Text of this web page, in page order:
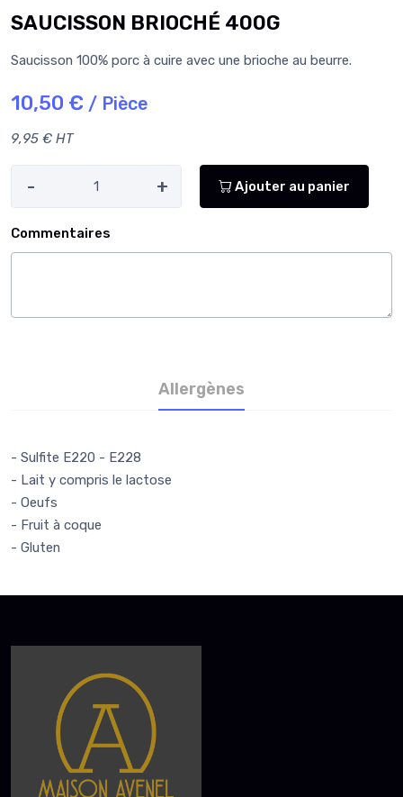
SAUCISSON BRIOCHÉ 400G
Saucisson 100% porc à cuire avec une brioche au beurre.
10,50 € / Pièce
9,95 € HT
- + Ajouter au panier
Commentaires
Allergènes
- Sulfite E220 - E228
- Lait y compris le lactose
- Oeufs
- Fruit à coque
- Gluten